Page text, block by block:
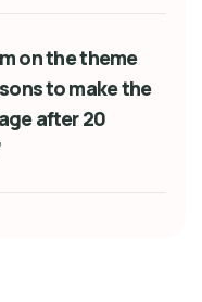
on the theme
to make the
after 20